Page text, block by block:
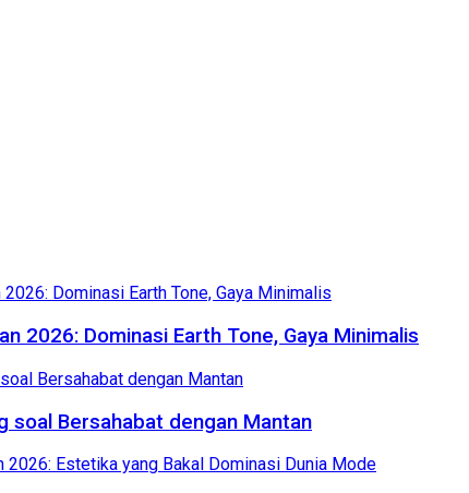
2026: Dominasi Earth Tone, Gaya Minimalis
soal Bersahabat dengan Mantan